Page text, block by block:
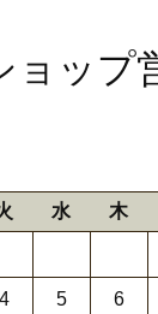
ョップ
水 木
4 5 6